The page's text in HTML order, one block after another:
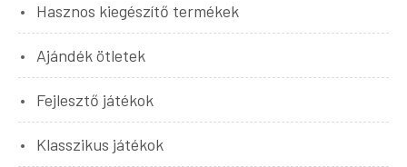
Hasznos kiegészítő termékek
Ajándék ötletek
Fejlesztő játékok
Klasszikus játékok